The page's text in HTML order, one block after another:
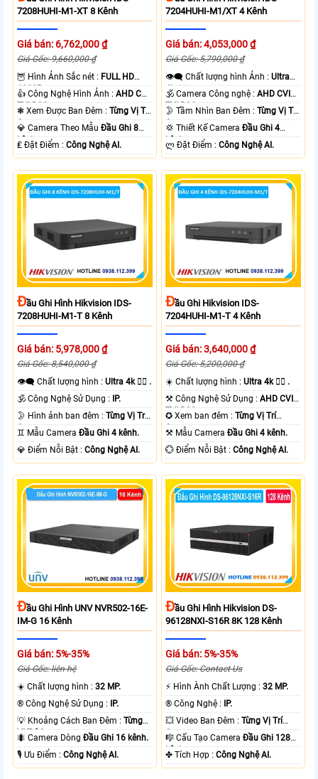
7208HUHI-M1-XT 8 Kênh
Giá bán: 6,762,000 ₫
Giá Gốc: 9,660,000 ₫
🦉 Hình Ảnh Sắc nét : FULL HD
1080P .
👍 Công Nghệ Hình Ảnh :AHD CVI
TVI BCS.
❃ Xem Được Ban Đêm :Từng Vị Trí
Camera .
💎 Camera Theo MẫuĐầu Ghi 8
kênh.
️₤ Đặt Điểm :Công Nghệ AI.
7204HUHI-M1/XT 4 Kênh
Giá bán: 4,053,000 ₫
Giá Gốc: 5,790,000 ₫
👁️‍🗨 Chất lượng hình Ảnh :Ultra
4k 👍🏾 .
🕉️ Camera Công nghệ :AHD CVI
TVI BCS.
🌛 Tầm Nhìn Ban Đêm :Từng Vị Trí
Camera .
💢 Thiết Kế CameraĐầu Ghi 4
kênh.
️ლ Đặt Điểm :Công Nghệ AI.
ĐẦu Ghi Hình Hikvision IDS-
7208HUHI-M1-T 8 Kênh
Giá bán: 5,978,000 ₫
Giá Gốc: 8,540,000 ₫
👁️‍🗨 Chất lượng hình :Ultra 4k 👍🏾 .
🕉️ Công Nghệ Sử Dụng :
IP.
🌛 Hình ảnh ban đêm :Từng Vị Trí
Camera .
♊ Mẫu CameraĐầu Ghi 4 kênh.
️💎 Điểm Nỗi Bật :Công Nghệ AI.
ĐẦu Ghi Hikvision IDS-
7204HUHI-M1-T 4 Kênh
Giá bán: 3,640,000 ₫
Giá Gốc: 5,200,000 ₫
☀️ Chất lượng hình :Ultra 4k 👍🏾 .
⚒ Công Nghệ Sử Dụng :AHD CVI
TVI BCS.
✪ Xem ban đêm :Từng Vị Trí
Camera .
⚒ Mẫu CameraĐầu Ghi 4 kênh.
️💮 Điểm Nỗi Bật :Công Nghệ AI.
ĐẦu Ghi Hình UNV NVR502-16E-
IM-G 16 Kênh
Giá bán: 5%-35%
Giá Gốc: liên hệ
☀️ Chất lượng hình :32 MP.
®️ Công Nghệ Sử Dụng : IP.
💡 Khoảng Cách Ban Đêm :Từng
Vị Trí Camera .
🐜 Camera DòngĐầu Ghi 16 kênh.
️🎙 Ưu Điểm :Công Nghệ AI.
ĐẦu Ghi Hình Hikvision DS-
96128NXI-S16R 8K 128 Kênh
Giá bán: 5%-35%
Giá Gốc: Contact Us
️⚡ Hình Ành Chất Lượng :32 MP.
®️ Công Nghệ : IP.
💥 Video Ban Đêm :Từng Vị Trí
Camera .
🎼️ Cấu Tạo CameraĐầu Ghi 128
kênh.
️✤ Tích Hợp :Công Nghệ AI.